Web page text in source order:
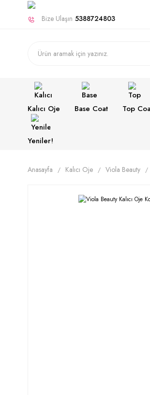
Bize Ulaşın 5388724803
Kalıcı Oje Base Coat Top
Yeniler!
Anasayfa Kalıcı Oje Viola Beauty